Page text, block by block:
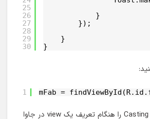
25
26
27
28
29
30
}
});
}
}
1 mFab =
قبلا لازم بود عمل Casting را هنگام تعریف یک view در جاوا